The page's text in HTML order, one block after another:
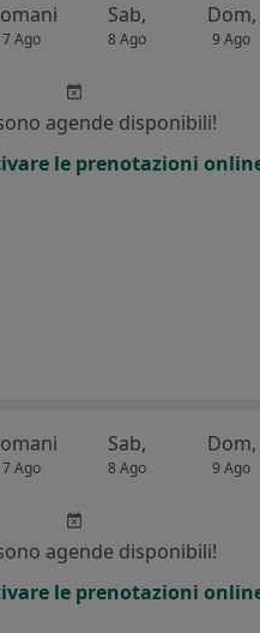
7 Ago
Sab,
8 Ago
Dom,
9 Ago
agende disponibili!
le prenotazioni
7 Ago
Sab,
8 Ago
Dom,
9 Ago
agende disponibili!
le prenotazioni